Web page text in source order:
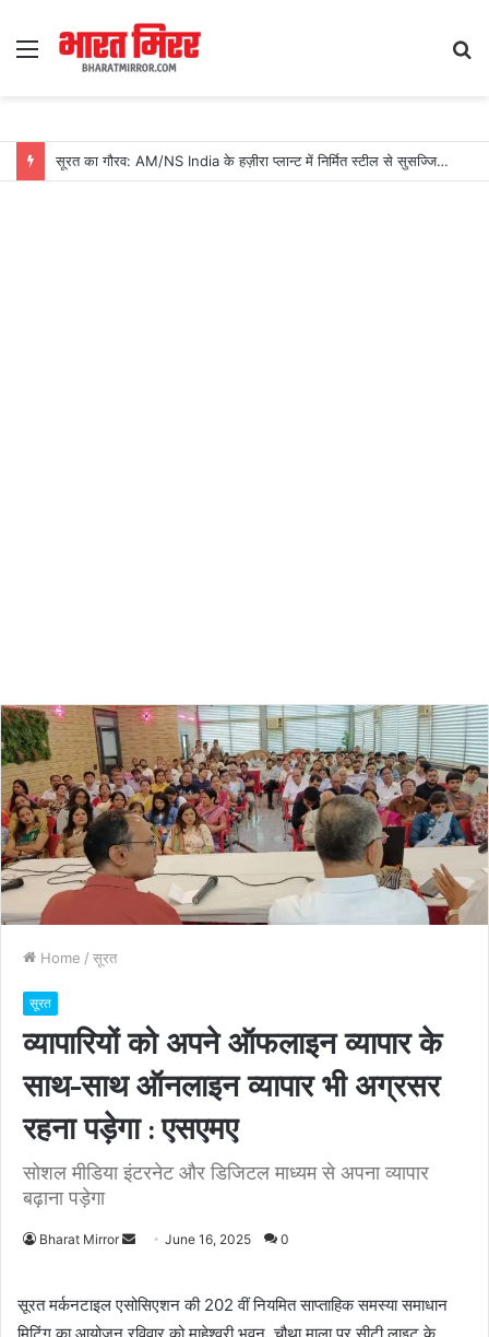
Menu
सूरत का गौरव: AM/NS India के हज़ीरा प्लान्ट में निर्मित स्टील से सुसज्जित भारतीय नौसेना का नवीनतम युद्धोपात INS मालवण
Home / सूरत
सूरत
व्यापारियों को अपने ऑफलाइन व्यापार के
साथ-साथ ऑनलाइन व्यापार भी अग्रसर
रहना पड़ेगा : एसएमए
सोशल मीडिया इंटरनेट और डिजिटल माध्यम से अपना व्यापार
बढ़ाना पड़ेगा
Bharat Mirror June 16, 2025 0
सूरत मर्कनटाइल एसोसिएशन की 202 वीं नियमित साप्ताहिक समस्या समाधान